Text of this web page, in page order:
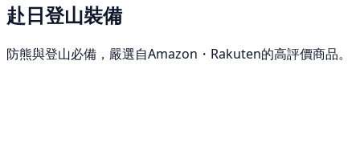
赴日登山裝備
防熊與登山必備，嚴選自Amazon・Rakuten的高評價商品。